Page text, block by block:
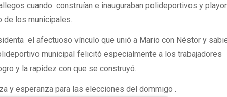
cuando construían e inauguraban polideportivos y
de los municipales..
el afectuoso vínculo que unió a Mario con Néstor y
municipal felicitó especialmente a los trabajadores
y la rapidez con que se construyó.
y esperanza para las elecciones del dommigo .